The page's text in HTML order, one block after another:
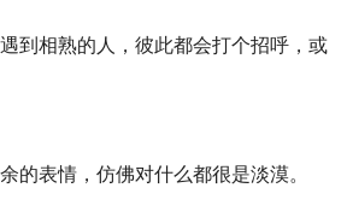
到相熟的人，彼此都会打个招呼，或
的表情，仿佛对什么都很是淡漠。